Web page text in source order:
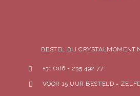
BESTEL BIJ
+31 (0)6 - 235 492 77
VOOR 15 UUR BESTELD =